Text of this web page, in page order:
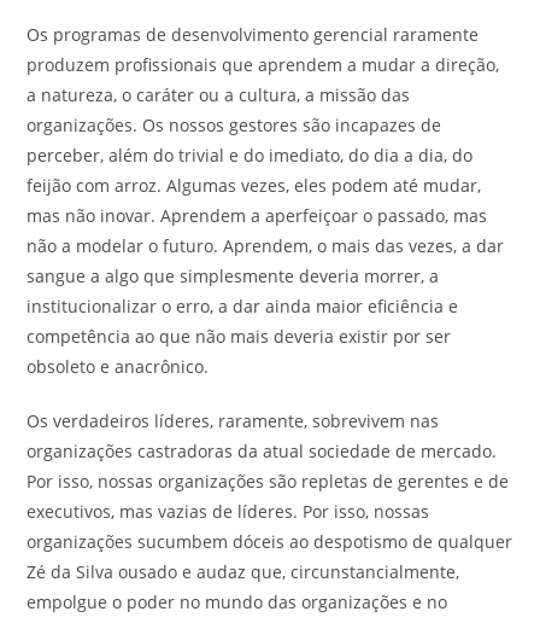
Os programas de desenvolvimento gerencial raramente
produzem profissionais que aprendem a mudar a direção,
a natureza, o caráter ou a cultura, a missão das
organizações. Os nossos gestores são incapazes de
perceber, além do trivial e do imediato, do dia a dia, do
feijão com arroz. Algumas vezes, eles podem até mudar,
mas não inovar. Aprendem a aperfeiçoar o passado, mas
não a modelar o futuro. Aprendem, o mais das vezes, a dar
sangue a algo que simplesmente deveria morrer, a
institucionalizar o erro, a dar ainda maior eficiência e
competência ao que não mais deveria existir por ser
obsoleto e anacrônico.
Os verdadeiros líderes, raramente, sobrevivem nas
organizações castradoras da atual sociedade de mercado.
Por isso, nossas organizações são repletas de gerentes e de
executivos, mas vazias de líderes. Por isso, nossas
organizações sucumbem dóceis ao despotismo de qualquer
Zé da Silva ousado e audaz que, circunstancialmente,
empolgue o poder no mundo das organizações e no